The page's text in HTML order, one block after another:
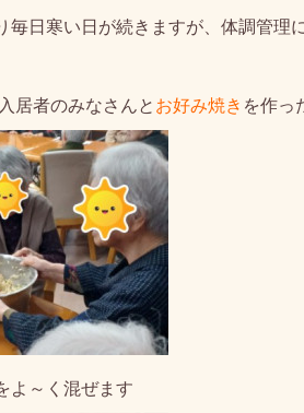
毎日寒い日が続きますが、体調管理
居者のみなさんと お好み焼き を作っ
よ～く混ぜます